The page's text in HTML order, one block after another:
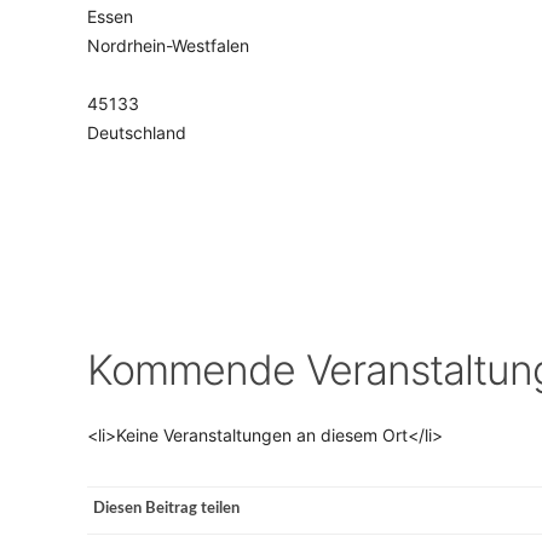
VERANSTALTUNGSORTE
Essen
Nordrhein-Westfalen
45133
Deutschland
Kommende
<li>Keine Veranstaltungen an diesem Ort</li>
Diesen Beitrag teilen